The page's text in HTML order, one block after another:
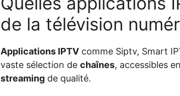
de la télévision
Applications IPTV comme Siptv, Smart
vaste sélection de chaînes, accessibles en
streaming de qualité.